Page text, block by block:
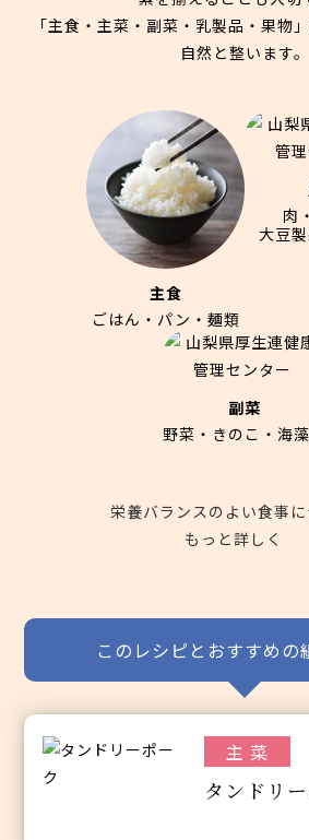
「主食・主菜・副菜・乳製品・果物
自然と整います。
主食
ごはん・パン・麺類
肉
大豆
副菜
野菜・きのこ・海
栄養バランスのよい食事に
もっと詳しく
このレシピとおすすめの
主 菜
タンドリ